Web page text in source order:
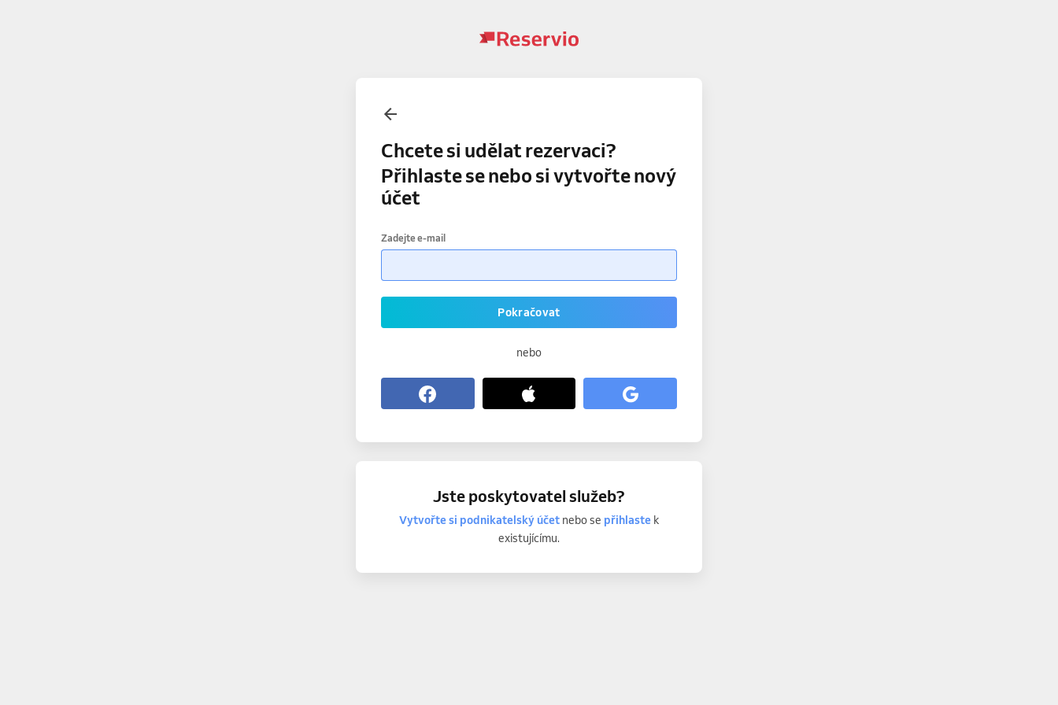
Chcete si udělat rezervaci?
Přihlaste se nebo si vytvořte nový
účet
Zadejte e-mail
Pokračovat
nebo
Jste poskytovatel služeb?
Vytvořte si podnikatelský účetnebo se přihlastek
existujícímu.